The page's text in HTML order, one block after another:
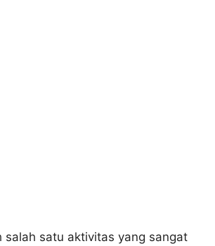
salah satu aktivitas yang sangat